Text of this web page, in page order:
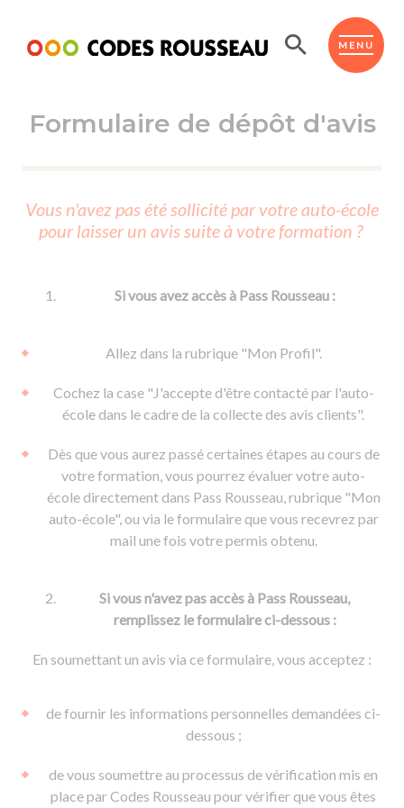
MENU
ESPACE ÉLÈVE
Code de la route
Passer l'ASSR
Réviser le code
Passer l'ETM
Permis voiture
Permis remorque
Permis & handicap
d'apprentissage
De la conduite en voiture
De la conduite à moto
Voir tous les supports
Formations pro.
Permis poids lourd
Formation FCO
Formation CACES
Devenir enseignant de la conduite
Ressources
Formulaire de dépôt d'avis
Vous n'avez pas été sollicité par votre auto-école
pour laisser un avis suite à votre formation ?
Si vous avez accès à Pass Rousseau :
Allez dans la rubrique "Mon Profil".
Cochez la case "J'accepte d'être contacté par l'auto-
école dans le cadre de la collecte des avis clients".
Dès que vous aurez passé certaines étapes au cours de
votre formation, vous pourrez évaluer votre auto-
école directement dans Pass Rousseau, rubrique "Mon
auto-école", ou via le formulaire que vous recevrez par
mail une fois votre permis obtenu.
Si vous n'avez pas accès à Pass Rousseau,
remplissez le formulaire ci-dessous :
En soumettant un avis via ce formulaire, vous acceptez :
de fournir les informations personnelles demandées ci-
dessous ;
de vous soumettre au processus de vérification mis en
place par Codes Rousseau pour vérifier que vous êtes